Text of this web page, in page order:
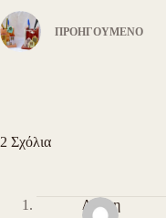
ΠΡΟΗΓΟΎΜΕΝΟ
2 Σχόλια
Δάφνη